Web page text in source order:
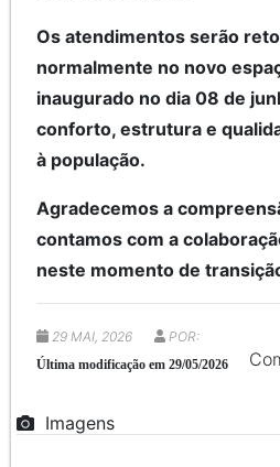
Os atendimentos serão
normalmente no novo
inaugurado no dia 08 de
conforto, estrutura e
à população.
Agradecemos a
contamos com a
neste momento de
29 MAI, 2026 POR:
Última modificação em 29/05/2026
Imagens